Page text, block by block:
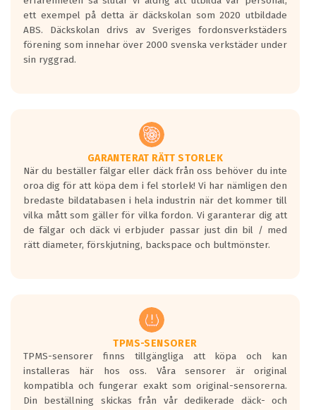
4063 kr
10.0x22
CARMANI 17 Fritz
10.0x22
ET: 50
CARMANI 17 Fritz
ET: 30
ett exempel på detta är däckskolan som 2020 utbildade
ABS. Däckskolan drivs av Sveriges fordonsverkstäders
förening som innehar över 2000 svenska verkstäder under
sin ryggrad.
GARANTERAT RÄTT STORLEK
När du beställer fälgar eller däck från oss behöver du inte
oroa dig för att köpa dem i fel storlek! Vi har nämligen den
bredaste bildatabasen i hela industrin när det kommer till
vilka mått som gäller för vilka fordon. Vi garanterar dig att
de fälgar och däck vi erbjuder passar just din bil / med
rätt diameter, förskjutning, backspace och bultmönster.
TPMS-SENSORER
TPMS-sensorer finns tillgängliga att köpa och kan
installeras här hos oss. Våra sensorer är original
kompatibla och fungerar exakt som original-sensorerna.
Din beställning skickas från vår dedikerade däck- och